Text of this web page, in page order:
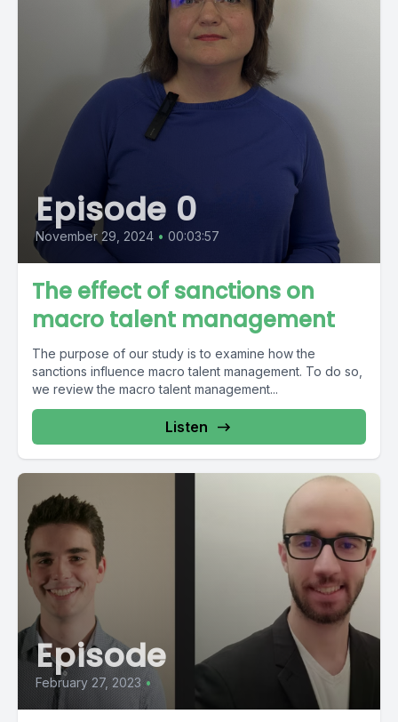
Episode 0
November 29, 2024 • 00:03:57
The effect of sanctions on
macro talent management
The purpose of our study is to examine how the
sanctions influence macro talent management. To do so,
we review the macro talent management...
Listen
Episode
February 27, 2023 •